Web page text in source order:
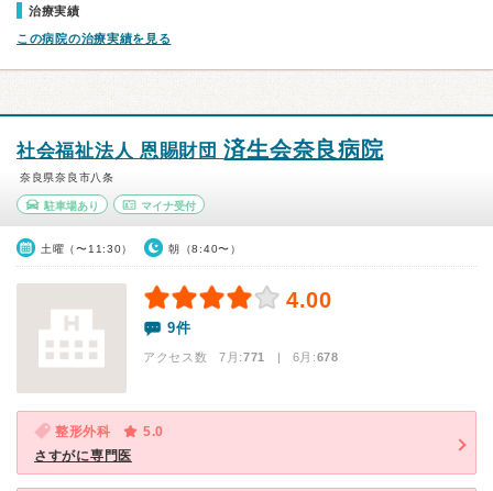
治療実績
この病院の治療実績を見る
社会福祉法人 恩賜財団済生会奈良病院
奈良県奈良市八条
駐車場あり マイナ受付
土曜（〜11:30） 朝（8:40〜）
4.00
9件
アクセス数 7月:771 | 6月:678
整形外科
5.0
さすがに専門医